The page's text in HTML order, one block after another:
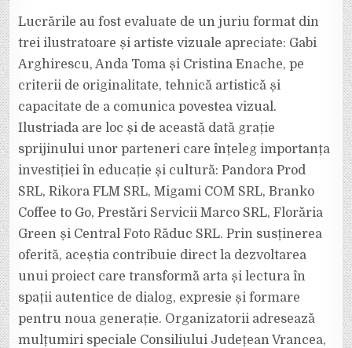
Lucrările au fost evaluate de un juriu format din
trei ilustratoare și artiste vizuale apreciate: Gabi
Arghirescu, Anda Toma și Cristina Enache, pe
criterii de originalitate, tehnică artistică și
capacitate de a comunica povestea vizual.
Ilustriada are loc și de această dată grație
sprijinului unor parteneri care înțeleg importanța
investiției în educație și cultură: Pandora Prod
SRL, Rikora FLM SRL, Migami COM SRL, Branko
Coffee to Go, Prestări Servicii Marco SRL, Florăria
Green și Central Foto Răduc SRL. Prin susținerea
oferită, aceștia contribuie direct la dezvoltarea
unui proiect care transformă arta și lectura în
spații autentice de dialog, expresie și formare
pentru noua generație. Organizatorii adresează
mulțumiri speciale Consiliului Județean Vrancea,